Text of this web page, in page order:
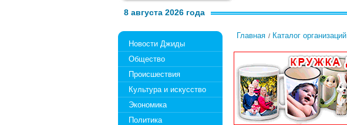
8 августа 2026 года
Новости Джиды
Общество
Происшествия
Культура и искусство
Экономика
Политика
Главная Каталог организаций